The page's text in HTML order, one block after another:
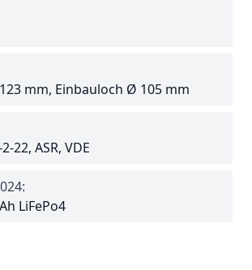
mm, Einbauloch Ø 105 mm
22, ASR, VDE
LiFePo4